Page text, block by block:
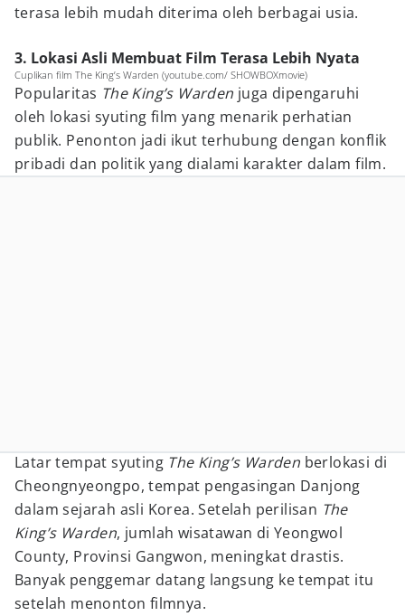
terasa lebih mudah diterima oleh berbagai usia.
3. Lokasi Asli Membuat Film Terasa Lebih Nyata
Cuplikan film The King’s Warden (youtube.com/ SHOWBOXmovie)
Popularitas The King’s Warden juga dipengaruhi
oleh lokasi syuting film yang menarik perhatian
publik. Penonton jadi ikut terhubung dengan konflik
pribadi dan politik yang dialami karakter dalam film.
Latar tempat syuting The King’s Warden berlokasi di
Cheongnyeongpo, tempat pengasingan Danjong
dalam sejarah asli Korea. Setelah perilisan The
King’s Warden, jumlah wisatawan di Yeongwol
County, Provinsi Gangwon, meningkat drastis.
Banyak penggemar datang langsung ke tempat itu
setelah menonton filmnya.